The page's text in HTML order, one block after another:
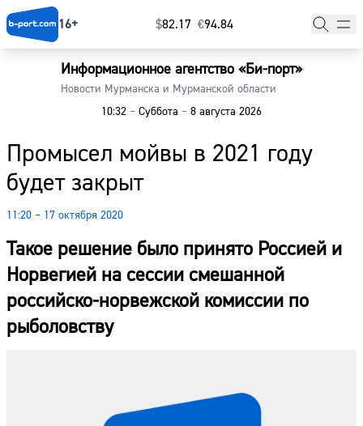
16+ $⁠82.17 €⁠94.84
Информационное агентство «Би-порт»
Новости Мурманска и Мурманской области
10:32 – Суббота – 8 августа 2026
Промысел мойвы в 2021 году
будет закрыт
11:20 – 17 октября 2020
Такое решение было принято Россией и
Норвегией на сессии смешанной
российско-норвежской комиссии по
рыболовству
Главная
Наши гости
Фоторепортажи
Погода
Курсы валют